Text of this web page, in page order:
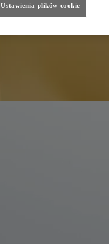
Ustawienia plików cookie